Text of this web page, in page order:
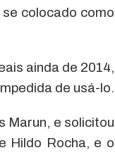
colocado como
ainda de 2014,
de usá-lo.
Marun, e solicitou
Hildo Rocha, e o